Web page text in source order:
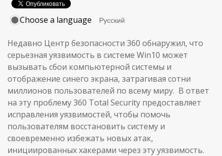
Choose a language
Недавно Центр безопасности 360 обнаружил, что
серьезная уязвимость в системе Win10 может
вызывать сбои компьютерной системы и
отображение синего экрана, затрагивая сотни
миллионов пользователей по всему миру. В ответ
на эту проблему 360 Total Security предоставляет
исправления уязвимостей, чтобы помочь
пользователям восстановить систему и
своевременно избежать новых атак,
инициированных хакерами через эту уязвимость.